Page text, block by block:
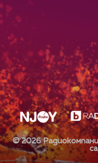
©2026